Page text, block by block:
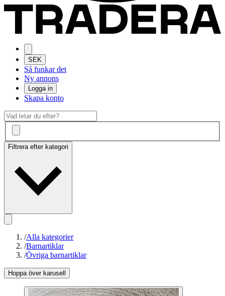
SEK
Så funkar det
Ny annons
Logga in
Skapa konto
Filtrera efter kategori
/Alla kategorier
/Barnartiklar
/Övriga barnartiklar
Hoppa över karusell